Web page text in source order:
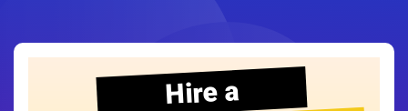
Hire a